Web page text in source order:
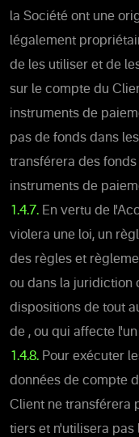
la Société ont une
légalement
de les utiliser et de
sur le compte du
instruments de
pas de fonds dans
transférera des
instruments de
1.4.7. En vertu de
violera une loi, un
des règles et
ou dans la juridiction
dispositions de tout
de , ou qui affecte
1.4.8. Pour exécuter
données de compte
Client ne transférera
tiers et n'utilisera